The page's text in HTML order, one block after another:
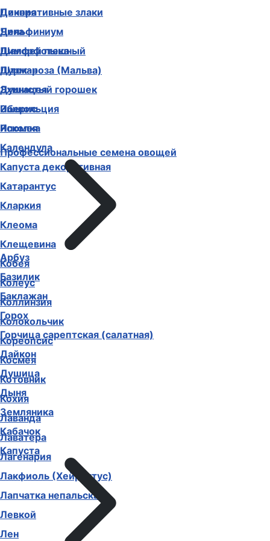
Декоративные злаки
Дельфиниум
Диморфотека
Дурман
Душистый горошек
Иберис
Ипомея
Календула
Капуста декоративная
Катарантус
Кларкия
Клеома
Клещевина
Кобея
Колеус
Коллинзия
Колокольчик
Кореопсис
Космея
Котовник
Кохия
Лаванда
Лаватера
Лагенария
Лакфиоль (Хейрантус)
Лапчатка непальская
Левкой
Лен
Цинния
Чина
Шалфей пышный
Шток-роза (Мальва)
Эхинацея
Эшшольция
Ясколка
Профессиональные семена овощей
Арбуз
Базилик
Баклажан
Горох
Горчица сарептская (салатная)
Дайкон
Душица
Дыня
Земляника
Кабачок
Капуста